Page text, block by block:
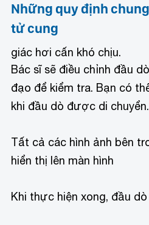
Những quy định
tử cung
giác hơi cấn khó chịu.
Bác sĩ sẽ điều chỉnh đầu
đạo để kiểm tra. Bạn có
khi đầu dò được di chuyển.
Tất cả các hình ảnh bên
hiển thị lên màn hình
Khi thực hiện xong, đầu